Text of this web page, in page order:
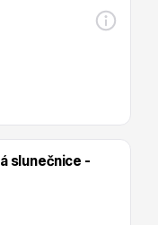
řezané
slunečnice -